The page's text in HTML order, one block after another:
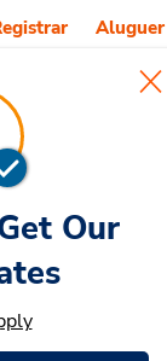
e serviços
Aluguer
de
Our